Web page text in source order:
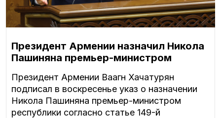
Президент Армении назначил Никола
Пашиняна премьер-министром
Президент Армении Ваагн Хачатурян
подписал в воскресенье указ о назначении
Никола Пашиняна премьер-министром
республики согласно статье 149-й